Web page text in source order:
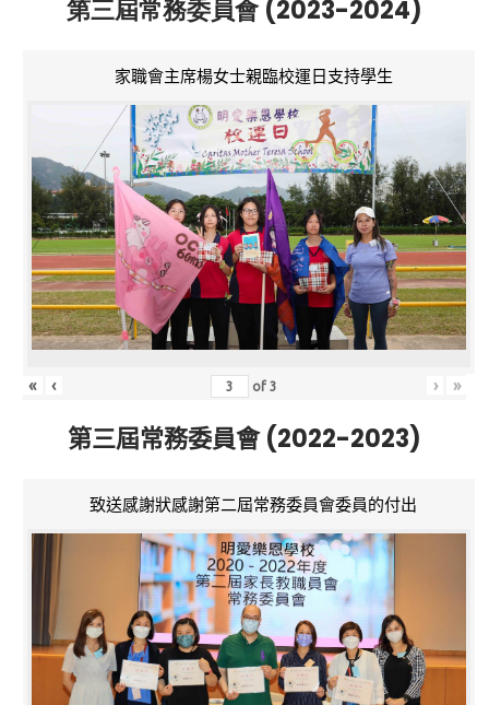
第三屆常務委員會 (2023-2024)
家職會主席楊女士親臨校運日支持學生
« ‹ of3 › »
第三屆常務委員會 (2022-2023)
致送感謝狀感謝第二屆常務委員會委員的付出